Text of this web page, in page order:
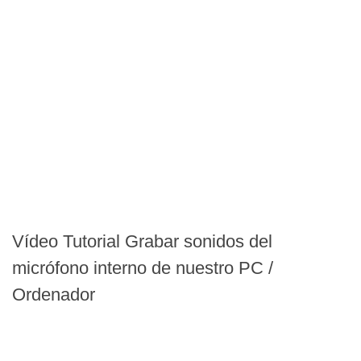
Vídeo Tutorial Grabar sonidos del
micrófono interno de nuestro PC /
Ordenador